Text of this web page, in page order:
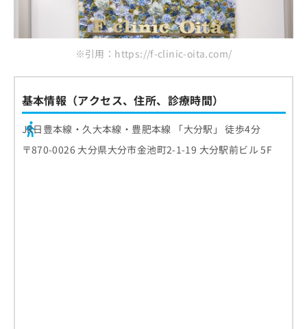
※引用：https://f-clinic-oita.com/
基本情報（アクセス、住所、診療時間）
JR日豊本線・久大本線・豊肥本線 「大分駅」 徒歩4分
〒870-0026 大分県大分市金池町2-1-19 大分駅前ビル 5F